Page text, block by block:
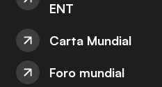
ENT
Carta Mundial
Foro mundial